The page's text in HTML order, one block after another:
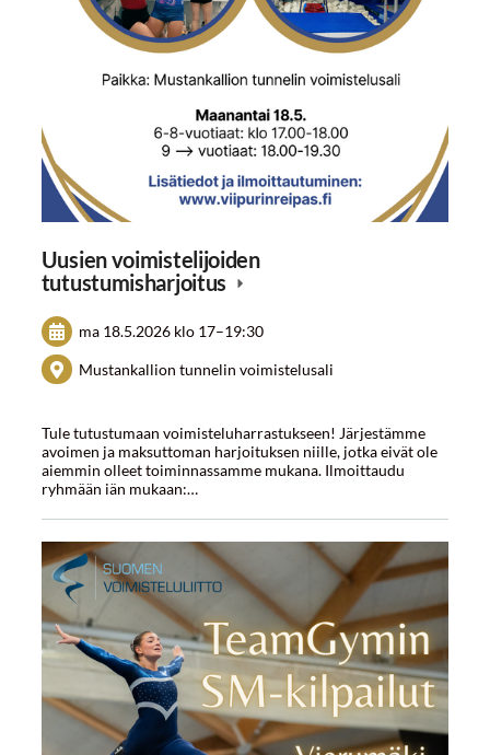
Uusien voimistelijoiden
tutustumisharjoitus
ma 18.5.2026 klo 17–19:30
Mustankallion tunnelin voimistelusali
Tule tutustumaan voimisteluharrastukseen! Järjestämme
avoimen ja maksuttoman harjoituksen niille, jotka eivät ole
aiemmin olleet toiminnassamme mukana. Ilmoittaudu
ryhmään iän mukaan:…